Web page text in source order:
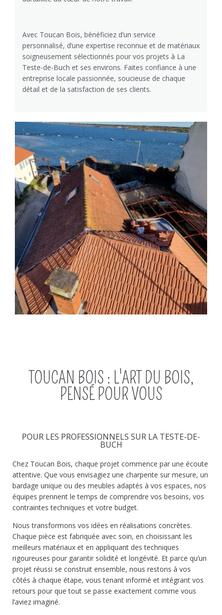
Avec Toucan Bois, bénéficiez d’un service
personnalisé, d’une expertise reconnue et de matériaux
soigneusement sélectionnés pour vos projets à La
Teste-de-Buch et ses environs. Faites confiance à une
entreprise locale passionnée, soucieuse de chaque
détail et de la satisfaction de ses clients.
TOUCAN BOIS : L'ART DU BOIS,
PENSÉ POUR VOUS
POUR LES PROFESSIONNELS SUR LA TESTE-DE-
BUCH
Chez Toucan Bois, chaque projet commence par une écoute
attentive. Que vous envisagiez une charpente sur mesure, un
bardage unique ou des meubles adaptés à vos espaces, nos
équipes prennent le temps de comprendre vos besoins, vos
contraintes techniques et votre budget.
Nous transformons vos idées en réalisations concrètes.
Chaque pièce est fabriquée avec soin, en choisissant les
meilleurs matériaux et en appliquant des techniques
rigoureuses pour garantir solidité et longévité. Et parce qu’un
projet réussi se construit ensemble, nous restons à vos
côtés à chaque étape, vous tenant informé et intégrant vos
retours pour que tout se passe exactement comme vous
l’aviez imaginé.